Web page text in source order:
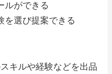
ルができる
を選び提案できる
キルや経験などを出品